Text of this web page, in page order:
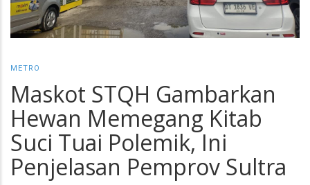
METRO
Maskot STQH Gambarkan
Hewan Memegang Kitab
Suci Tuai Polemik, Ini
Penjelasan Pemprov Sultra